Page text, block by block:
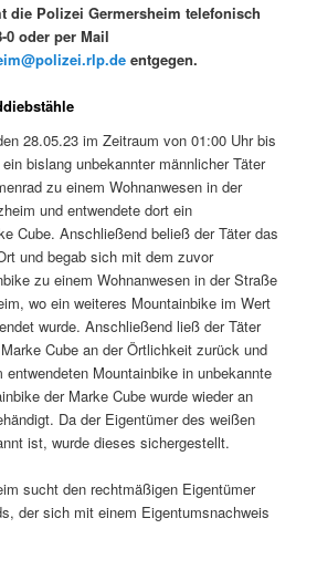
die Polizei Germersheim telefonisch
0 oder per Mail
entgegen.
28.05.23 im Zeitraum von 01:00 Uhr bis
bislang unbekannter männlicher Täter
zu einem Wohnanwesen in der
und entwendete dort ein
Cube. Anschließend beließ der Täter das
und begab sich mit dem zuvor
zu einem Wohnanwesen in der Straße
wo ein weiteres Mountainbike im Wert
wurde. Anschließend ließ der Täter
Cube an der Örtlichkeit zurück und
Mountainbike in unbekannte
der Marke Cube wurde wieder an
Da der Eigentümer des weißen
ist, wurde dieses sichergestellt.
sucht den rechtmäßigen Eigentümer
der sich mit einem Eigentumsnachweis